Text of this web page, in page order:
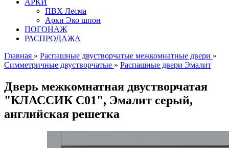
ПВХ Лесма
Арки Эко шпон
ПОГОНАЖ
РАСПРОДАЖА
Главная » Распашные двустворчатые межкомнатные двери »
Симметричные двустворчатые » Распашные двери Эмалит
Дверь межкомнатная двустворчатая
"КЛАССИК C01", Эмалит серый,
английская решетка